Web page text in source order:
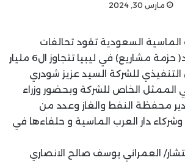
مارس 30, 2024
السعودية تقود تحالفات
عالمية تفوز بعقود( حزمة مشاريع) في ليبيا تتجاوز ال6 مليار
التنفيذي للشركة السيد عزيز شودري
الممثل الخاص للشركة وبحضور وزراء
محفظة النفط والغاز وعدد من
وشركاء دار العرب الماسية و حلفاءها في
العمراني يوسف صالح الانصاري